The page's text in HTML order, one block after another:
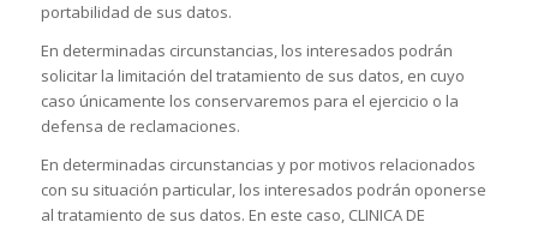
portabilidad de sus datos.
En determinadas circunstancias, los interesados podrán
solicitar la limitación del tratamiento de sus datos, en cuyo
caso únicamente los conservaremos para el ejercicio o la
defensa de reclamaciones.
En determinadas circunstancias y por motivos relacionados
con su situación particular, los interesados podrán oponerse
al tratamiento de sus datos. En este caso, CLINICA DE